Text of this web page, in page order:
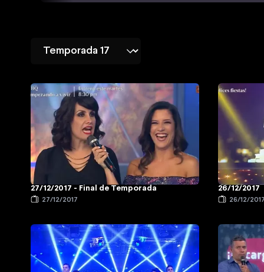
27/12/2017 - Final de Temporada
27/12/2017
26/12/2017
26/12/